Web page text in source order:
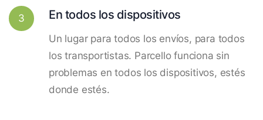
3 En todos los dispositivos
Un lugar para todos los envíos, para todos
los transportistas. Parcello funciona sin
problemas en todos los dispositivos, estés
donde estés.